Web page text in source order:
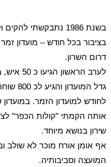
בשנת 1986 נתבקשתי
בציבור בכל חודש – מועדון
דרום השרון.
גדל
לחודש למועדון הזמר.
אותה הקמתי "קולות הכפר"
שירון בנושא מיוחד.
אף אומן אורח מוכר לא שולב
המועצה וסביבותיה.